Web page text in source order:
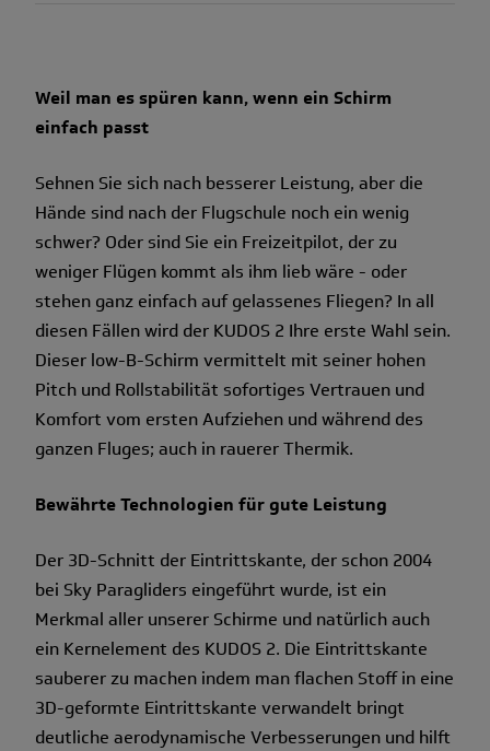
Weil man es spüren kann, wenn ein Schirm
einfach passt
Sehnen Sie sich nach besserer Leistung, aber die
Hände sind nach der Flugschule noch ein wenig
schwer? Oder sind Sie ein Freizeitpilot, der zu
weniger Flügen kommt als ihm lieb wäre - oder
stehen ganz einfach auf gelassenes Fliegen? In all
diesen Fällen wird der KUDOS 2 Ihre erste Wahl sein.
Dieser low-B-Schirm vermittelt mit seiner hohen
Pitch und Rollstabilität sofortiges Vertrauen und
Komfort vom ersten Aufziehen und während des
ganzen Fluges; auch in rauerer Thermik.
Bewährte Technologien für gute Leistung
Der 3D-Schnitt der Eintrittskante, der schon 2004
bei Sky Paragliders eingeführt wurde, ist ein
Merkmal aller unserer Schirme und natürlich auch
ein Kernelement des KUDOS 2. Die Eintrittskante
sauberer zu machen indem man flachen Stoff in eine
3D-geformte Eintrittskante verwandelt bringt
deutliche aerodynamische Verbesserungen und hilft